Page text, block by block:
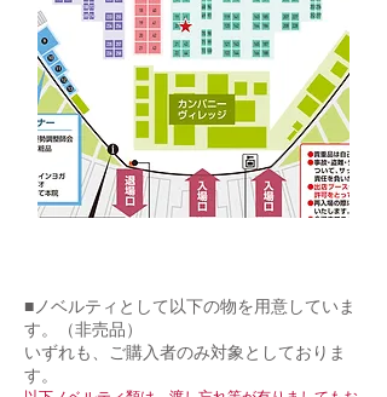
■ノベルティとして以下の物を用意していま
す。（非売品）
いずれも、ご購入者のみ対象としておりま
す。